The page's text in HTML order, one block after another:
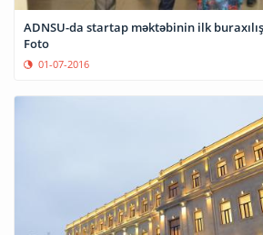
ADNSU-da startap məktəbinin ilk
Foto
01-07-2016